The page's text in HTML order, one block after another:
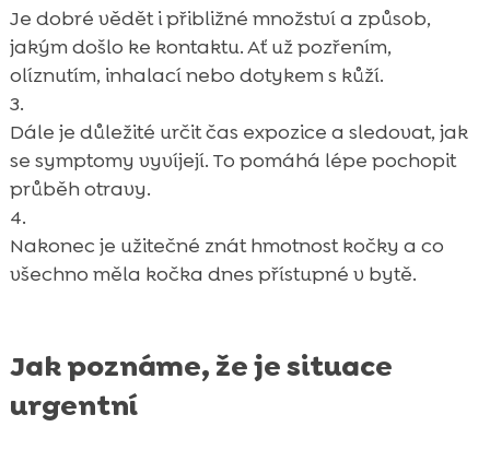
Je dobré vědět i přibližné množství a způsob,
jakým došlo ke kontaktu. Ať už pozřením,
olíznutím, inhalací nebo dotykem s kůží.
Dále je důležité určit čas expozice a sledovat, jak
se symptomy vyvíjejí. To pomáhá lépe pochopit
průběh otravy.
Nakonec je užitečné znát hmotnost kočky a co
všechno měla kočka dnes přístupné v bytě.
Jak poznáme, že je situace
urgentní